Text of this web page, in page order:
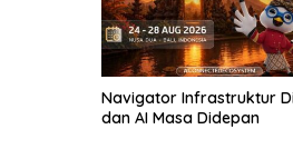
Navigator Infrastruktur
dan AI Masa Didepan